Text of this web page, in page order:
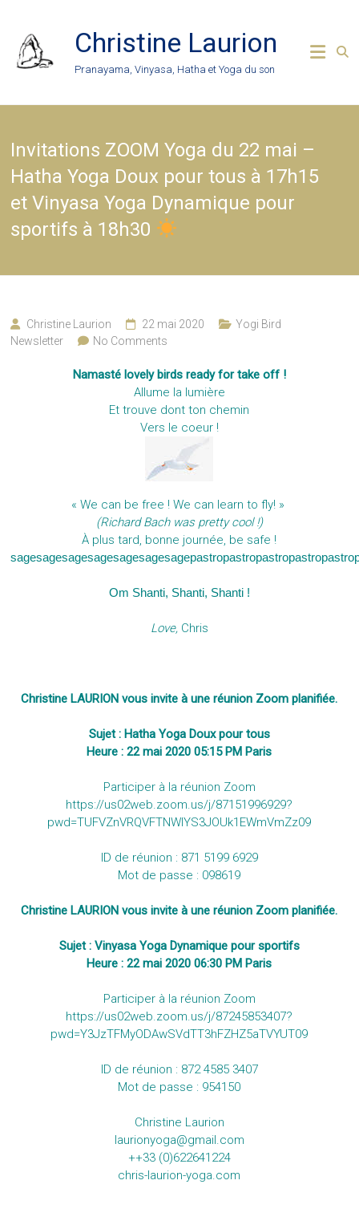
content
Christine Laurion
Pranayama, Vinyasa, Hatha et Yoga du son
Invitations ZOOM Yoga du 22 mai –
Hatha Yoga Doux pour tous à 17h15
et Vinyasa Yoga Dynamique pour
sportifs à 18h30
Christine Laurion 22 mai 2020
Yogi Bird
Newsletter
No Comments
Namasté lovely birds ready for take off !
Allume la lumière
Et trouve dont ton chemin
Vers le coeur !
« We can be free ! We can learn to fly! »
(Richard Bach was pretty cool !)
À plus tard, bonne journée, be safe !
Om Shanti, Shanti, Shanti !
Love,Chris
Christine LAURION vous invite à une réunion Zoom planifiée.
Sujet : Hatha Yoga Doux pour tous
Heure : 22 mai 2020 05:15 PM Paris
Participer à la réunion Zoom
https://us02web.zoom.us/j/87151996929?
pwd=TUFVZnVRQVFTNWlYS3JOUk1EWmVmZz09
ID de réunion : 871 5199 6929
Mot de passe : 098619
Christine LAURION vous invite à une réunion Zoom planifiée.
Sujet : Vinyasa Yoga Dynamique pour sportifs
Heure : 22 mai 2020 06:30 PM Paris
Participer à la réunion Zoom
https://us02web.zoom.us/j/87245853407?
pwd=Y3JzTFMyODAwSVdTT3hFZHZ5aTVYUT09
ID de réunion : 872 4585 3407
Mot de passe : 954150
Christine Laurion
laurionyoga@gmail.com
++33 (0)622641224
chris-laurion-yoga.com